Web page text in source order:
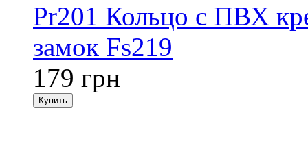
Pr201 Кольцо с ПВХ
замок Fs219
179 грн